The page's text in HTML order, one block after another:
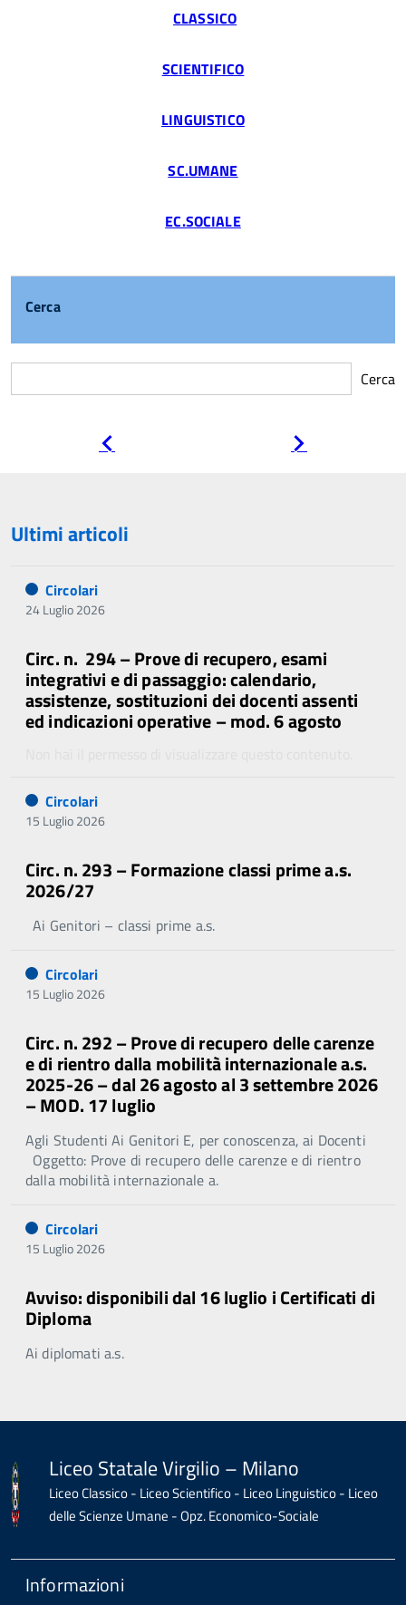
CLASSICO
SCIENTIFICO
LINGUISTICO
SC.UMANE
EC.SOCIALE
Cerca
Cerca
Ultimi articoli
Circolari
24 Luglio 2026
Circ. n. 294 – Prove di recupero, esami
integrativi e di passaggio: calendario,
assistenze, sostituzioni dei docenti assenti
ed indicazioni operative – mod. 6 agosto
Circolari
15 Luglio 2026
Circ. n. 293 – Formazione classi prime a.s.
2026/27
Ai Genitori – classi prime a.s.
Circolari
15 Luglio 2026
Circ. n. 292 – Prove di recupero delle carenze
e di rientro dalla mobilità internazionale a.s.
2025-26 – dal 26 agosto al 3 settembre 2026
– MOD. 17 luglio
Agli Studenti Ai Genitori E, per conoscenza, ai Docenti
Oggetto: Prove di recupero delle carenze e di rientro
dalla mobilità internazionale a.
Circolari
15 Luglio 2026
Avviso: disponibili dal 16 luglio i Certificati di
Diploma
Ai diplomati a.s.
Liceo Statale Virgilio – Milano
Liceo Classico - Liceo Scientifico - Liceo Linguistico - Liceo
delle Scienze Umane - Opz. Economico-Sociale
Informazioni